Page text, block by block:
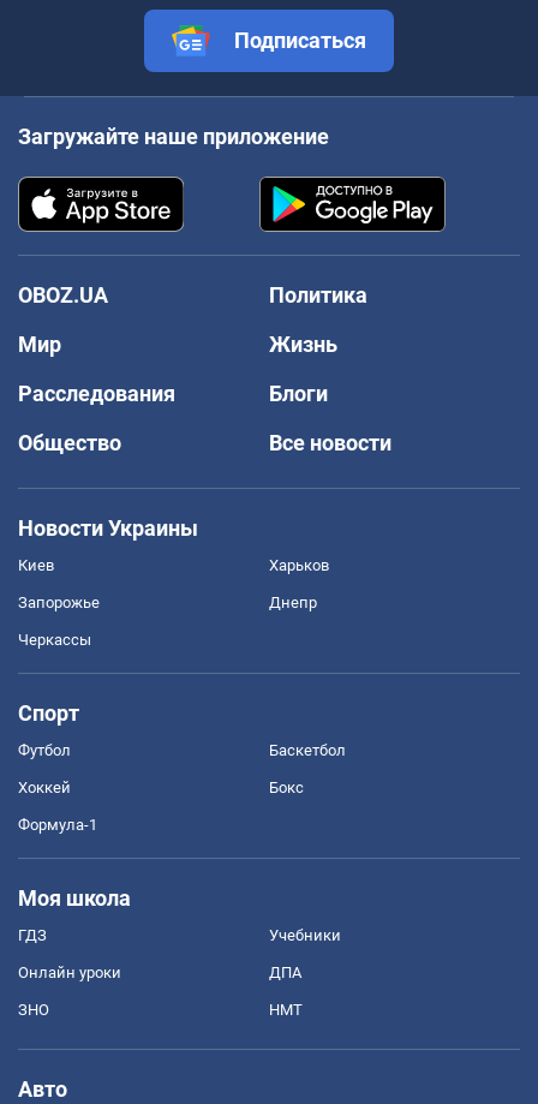
Подписаться
Загружайте наше приложение
OBOZ.UA
Политика
Мир
Жизнь
Расследования
Блоги
Общество
Все новости
Новости Украины
Киев Харьков
Запорожье Днепр
Черкассы
Спорт
Футбол Баскетбол
Хоккей Бокс
Формула-1
Моя школа
ГДЗ Учебники
Онлайн уроки ДПА
ЗНО НМТ
Авто